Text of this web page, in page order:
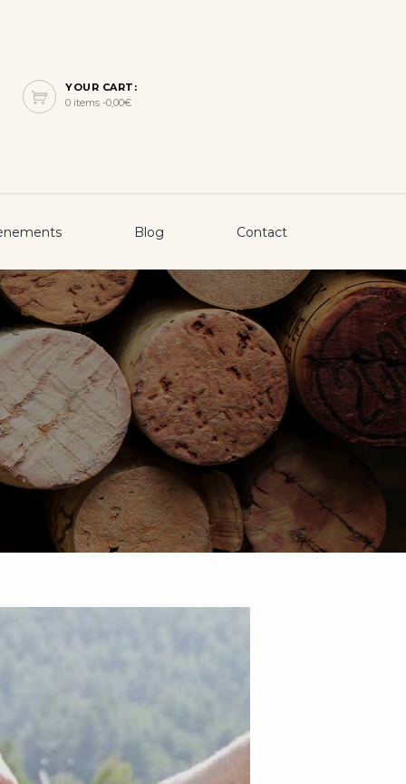
YOUR CART:
0 items -0,00€
Blog Contact